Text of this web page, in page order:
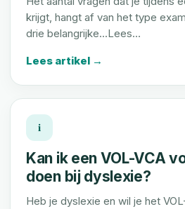
krijgt, hangt af van het type
drie belangrijke...Lees…
Lees artikel →
i
Kan ik een VOL-VCA
doen bij dyslexie?
Heb je dyslexie en wil je het